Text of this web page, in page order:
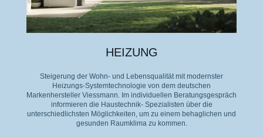
HEIZUNG
Steigerung der Wohn- und Lebensqualität mit modernster
Heizungs-Systemtechnologie von dem deutschen
Markenhersteller Viessmann. Im individuellen Beratungsgespräch
informieren die Haustechnik- Spezialisten über die
unterschiedlichsten Möglichkeiten, um zu einem behaglichen und
gesunden Raumklima zu kommen.